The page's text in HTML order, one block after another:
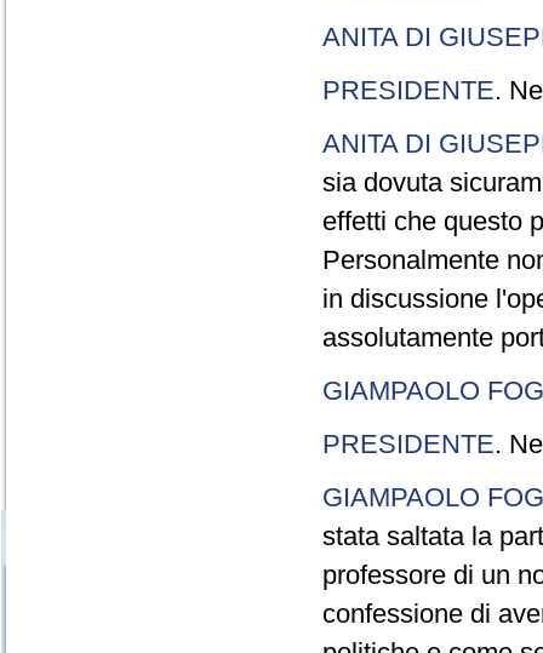
ANITA DI
PRESIDENTE.
ANITA DI
sia dovuta
effetti che questo
Personalmente
in discussione
assolutamente
GIAMPAOLO
PRESIDENTE.
GIAMPAOLO
stata saltata la
professore di un
confessione di